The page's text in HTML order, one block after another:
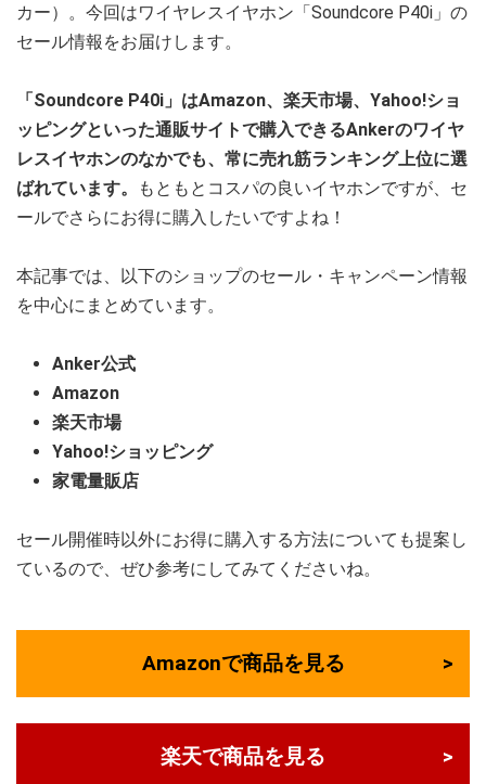
カー）。今回はワイヤレスイヤホン「Soundcore P40i」の
セール情報をお届けします。
「Soundcore P40i」はAmazon、楽天市場、Yahoo!ショ
ッピングといった通販サイトで購入できるAnkerのワイヤ
レスイヤホンのなかでも、常に売れ筋ランキング上位に選
ばれています。
もともとコスパの良いイヤホンですが、セ
ールでさらにお得に購入したいですよね！
本記事では、以下のショップのセール・キャンペーン情報
を中心にまとめています。
Anker公式
Amazon
楽天市場
Yahoo!ショッピング
家電量販店
セール開催時以外にお得に購入する方法についても提案し
ているので、ぜひ参考にしてみてくださいね。
Amazonで商品を見る
楽天で商品を見る